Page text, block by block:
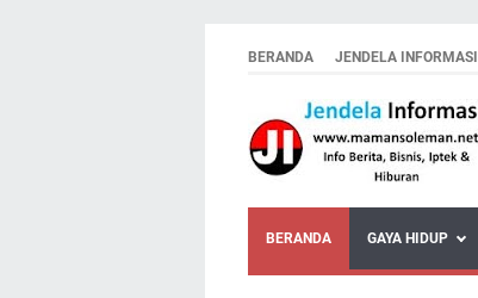
BERANDA JENDELA INFORMASI
BERANDA GAYA HIDUP